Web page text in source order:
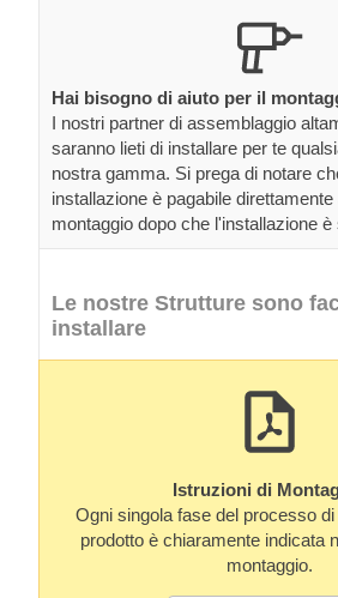
Hai bisogno di aiuto per il
I nostri partner di assemblaggio
saranno lieti di installare per te
nostra gamma. Si prega di notare
installazione è pagabile
montaggio dopo che l'installazione
Le nostre Strutture sono
installare
Istruzioni di
Ogni singola fase del processo di
prodotto è chiaramente indicata
montaggio.